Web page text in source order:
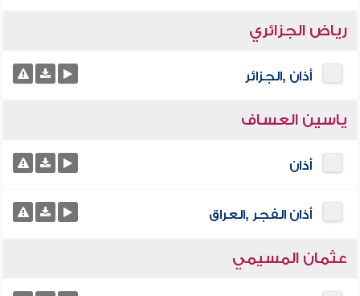
رياض الجزائري
أذان ,الجزائر
ياسين العساف
أذان
أذان الفجر ,العراق
عثمان المسيمي